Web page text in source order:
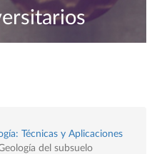
Técnicas y Aplicaciones
del subsuelo